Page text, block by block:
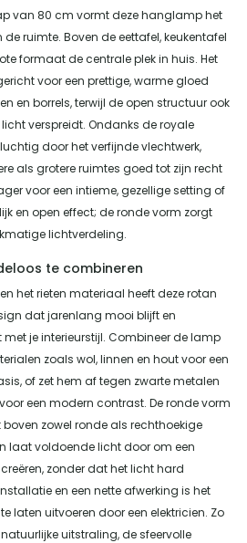
van 80 cm vormt deze hanglamp het
ruimte. Boven de eettafel, keukentafel
formaat de centrale plek in huis. Het
voor een prettige, warme gloed
en borrels, terwijl de open structuur ook
verspreidt. Ondanks de royale
door het verfijnde vlechtwerk,
als grotere ruimtes goed tot zijn recht
voor een intieme, gezellige setting of
en open effect; de ronde vorm zorgt
lichtverdeling.
te combineren
het rieten materiaal heeft deze rotan
dat jarenlang mooi blijft en
je interieurstijl. Combineer de lamp
zoals wol, linnen en hout voor een
of zet hem af tegen zwarte metalen
een modern contrast. De ronde vorm
zowel ronde als rechthoekige
laat voldoende licht door om een
zonder dat het licht hard
en een nette afwerking is het
laten uitvoeren door een elektricien. Zo
uitstraling, de sfeervolle